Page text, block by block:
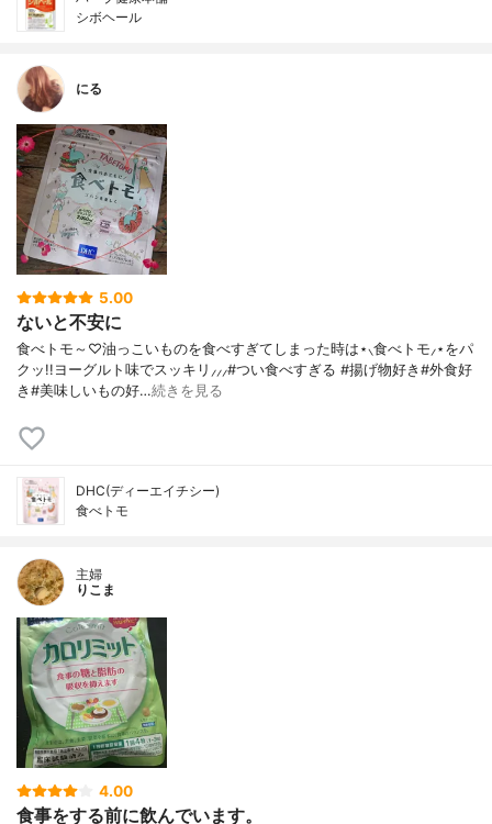
シボヘール
にる
5.00
ないと不安に
食べトモ～♡油っこいものを食べすぎてしまった時は⋆⸜食べトモ⸝⋆をパ
クッ!!ヨーグルト味でスッキリ⸝⸝⸝#つい食べすぎる #揚げ物好き#外食好
き#美味しいもの好…続きを見る
DHC(ディーエイチシー)
食べトモ
主婦
りこま
4.00
食事をする前に飲んでいます。